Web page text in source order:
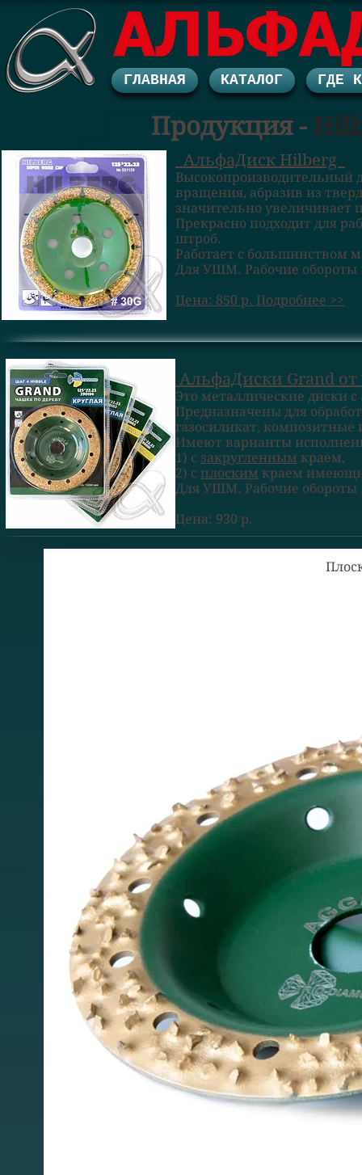
ГЛАВНАЯ КАТАЛОГ ГДЕ
Продукция -
АльфаДиск Hilberg
Высокопроизводительный
вращения, абразив из
значительно увеличивает
Прекрасно подходит для
штроб.
Работает с большинством
Для УШМ. Рабочие обороты
Цена: 850 р. Подробнее >>
АльфаДиски Grand
Это металлические диски
Предназначены для
газосиликат,
Имеют варианты
1) с закругленным краем,
2) с плоским краем
Для УШМ. Рабочие обороты
Цена: 930 р.